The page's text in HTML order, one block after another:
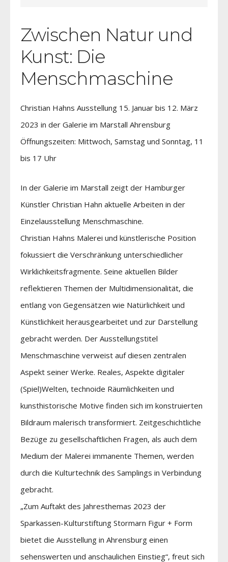
Zwischen Natur und
Kunst: Die
Menschmaschine
Christian Hahns Ausstellung 15. Januar bis 12. März
2023 in der Galerie im Marstall Ahrensburg
Öffnungszeiten: Mittwoch, Samstag und Sonntag, 11
bis 17 Uhr
In der Galerie im Marstall zeigt der Hamburger
Künstler Christian Hahn aktuelle Arbeiten in der
Einzelausstellung Menschmaschine.
Christian Hahns Malerei und künstlerische Position
fokussiert die Verschränkung unterschiedlicher
Wirklichkeitsfragmente. Seine aktuellen Bilder
reflektieren Themen der Multidimensionalität, die
entlang von Gegensätzen wie Natürlichkeit und
Künstlichkeit herausgearbeitet und zur Darstellung
gebracht werden. Der Ausstellungstitel
Menschmaschine verweist auf diesen zentralen
Aspekt seiner Werke. Reales, Aspekte digitaler
(Spiel)Welten, technoide Räumlichkeiten und
kunsthistorische Motive finden sich im konstruierten
Bildraum malerisch transformiert. Zeitgeschichtliche
Bezüge zu gesellschaftlichen Fragen, als auch dem
Medium der Malerei immanente Themen, werden
durch die Kulturtechnik des Samplings in Verbindung
gebracht.
„Zum Auftakt des Jahresthemas 2023 der
Sparkassen-Kulturstiftung Stormarn Figur + Form
bietet die Ausstellung in Ahrensburg einen
sehenswerten und anschaulichen Einstieg“, freut sich